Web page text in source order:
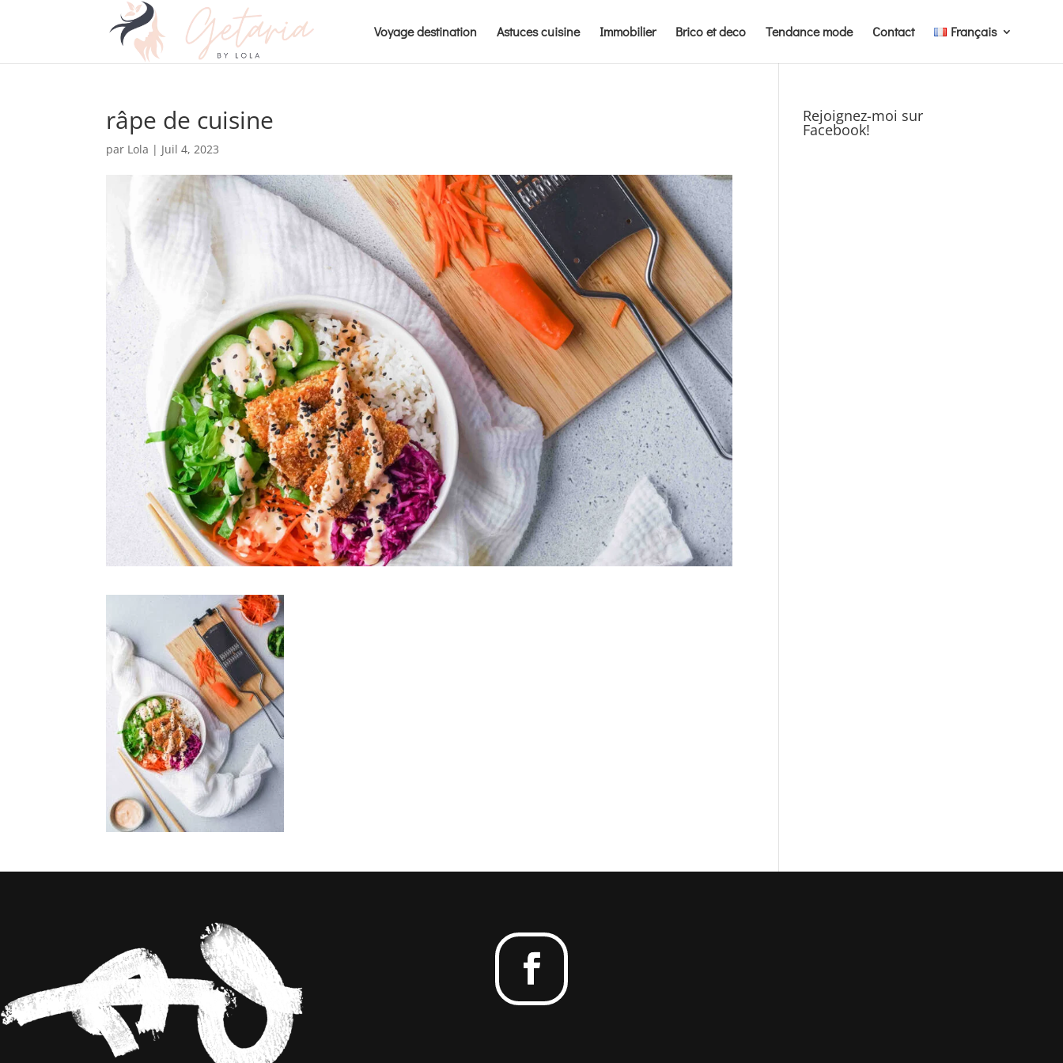
Voyage destination Astuces cuisine Immobilier Brico et deco Tendance mode Contact Français
râpe de cuisine
par Lola | Juil 4, 2023
Rejoignez-moi sur
Facebook!